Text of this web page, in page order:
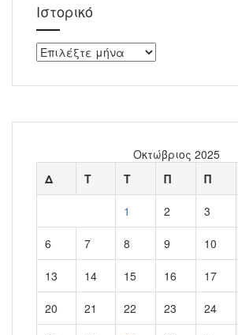
Ιστορικό
Ιστορικό
Οκτώβριος 2025
Δ
Τ Τ Π Π
1 2 3
6 7 8 9 10
13 14 15 16 17
20 21 22 23 24